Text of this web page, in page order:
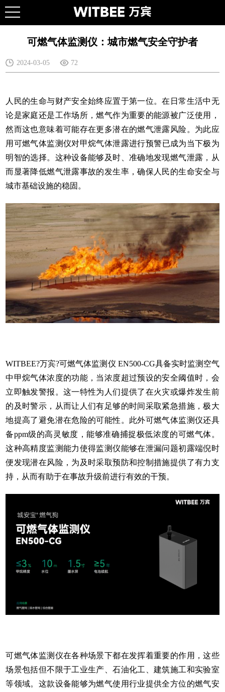
可燃气体监测仪：城市燃气安全守护者
2024-03-05 72
人民的生命与财产安全始终应置于第一位。在日常生活中无
论是家庭还是工作场所，燃气作为重要的能源被广泛使用，
然而这也意味着可能存在更多潜在的燃气泄露风险。为此应
用 可燃气体监测仪对甲烷气体泄露进行预警已成为当下极为
明智的选择。这种设备能够及时、准确地发现燃气泄露，从
而显著降低燃气泄露事故的发生率，确保人民的生命安全与
城市基础设施的稳固。
WITBEE?万宾?可燃气体监测仪 EN500-CG具备实时监测空气
中甲烷气体浓度的功能，当浓度超过预设的安全阈值时，会
立即触发警报。这一特性为人们提供了在火灾或爆炸发生前
的及时警示，从而让人们有足够的时间采取紧急措施，极大
地提高了避免潜在危险的可能性。此外可燃气体监测仪还具
备ppm级的高灵敏度，能够准确捕捉极低浓度的可燃气体。
这种高精度监测能力使得监测仪能够在泄漏问题初露端倪时
便发现潜在风险，为及时采取预防和控制措施提供了有力支
持，从而有助于在事故升级前进行有效的干预。
可燃气体监测仪在各种场景下都在发挥着重要的作用，这些
场景包括但不限于工业生产、石油化工、建筑施工和实验室
等领域。这款设备能够为燃气使用行业提供全方位的燃气安